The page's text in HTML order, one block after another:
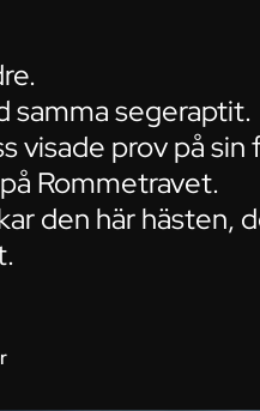
samma segeraptit.
visade prov på sin
Rommetravet.
den här hästen,